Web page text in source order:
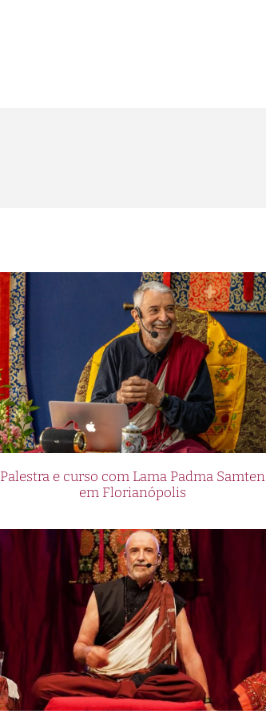
Palestra e curso com Lama Padma Samten
em Florianópolis